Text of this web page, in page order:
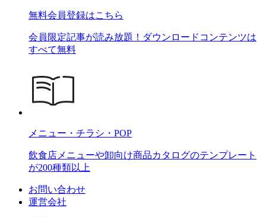
無料会員登録はこちら
会員限定記事が読み放題！ダウンロードコンテンツは
すべて無料
メニュー・チラシ・POP
飲食店メニューや卸向け商品カタログのテンプレート
が200種類以上
お問い合わせ
運営会社